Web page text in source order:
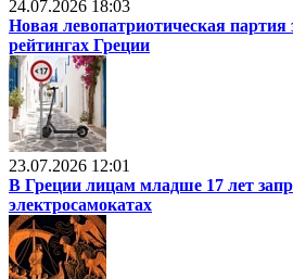
24.07.2026 18:03
Новая левопатриотическая партия
рейтингах Греции
23.07.2026 12:01
В Греции лицам младше 17 лет
электросамокатах